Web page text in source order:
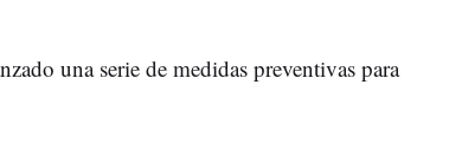
una serie de medidas preventivas para